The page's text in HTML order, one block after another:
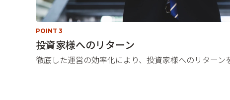
POINT 3
投資家様へのリターン
徹底した運営の効率化により、投資家様へのリターン